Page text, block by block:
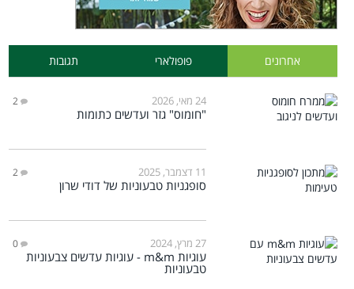
אחרונים פופולארי תגובות
24 מאי, 2026 2
"חומוס" גזר ועדשים כתומות
11 דצמבר, 2025 2
סופגניות טבעוניות של דודי שרון
27 מרץ, 2024 0
עוגיות m&m - עוגיות עדשים צבעוניות
טבעוניות